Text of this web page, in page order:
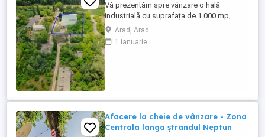
Vă prezentăm spre vânzare o hală
industrială cu suprafața de 1.000 mp,
amplasată într-o zonă strategică din
municipiul Arad, cu acces facil către
principalele căi de transport și
Arad, Arad
1 ianuarie
Afacere la cheie de vânzare - Zona
Centrala langa ștrandul Neptun